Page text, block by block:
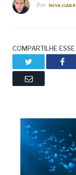
Por NEVA
COMPARTILHE
Email